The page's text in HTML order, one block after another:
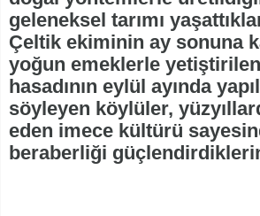
geleneksel tarımı
Çeltik ekiminin ay sonuna
yoğun emeklerle
hasadının eylül ayında
söyleyen köylüler,
eden imece kültürü
beraberliği